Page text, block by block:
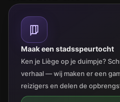
Maak een stadsspeurtocht
Ken je Liège op je duimpje?
verhaal — wij maken er een
reizigers en delen de